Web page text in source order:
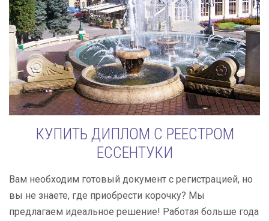
КУПИТЬ ДИПЛОМ С РЕЕСТРОМ
ЕССЕНТУКИ
Вам необходим готовый документ с регистрацией, но
вы не знаете, где приобрести корочку? Мы
предлагаем идеальное решение! Работая больше года